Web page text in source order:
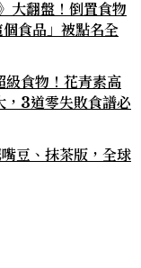
翻盤！倒置食物
食品」被點名全
級食物！花青素高
，3道零失敗食譜必
豆、抹茶版，全球